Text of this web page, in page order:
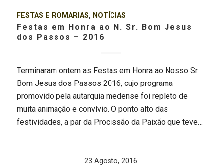
FESTAS E ROMARIAS, NOTÍCIAS
Festas em Honra ao N. Sr. Bom Jesus
dos Passos – 2016
Terminaram ontem as Festas em Honra ao Nosso Sr.
Bom Jesus dos Passos 2016, cujo programa
promovido pela autarquia medense foi repleto de
muita animação e convívio. O ponto alto das
festividades, a par da Procissão da Paixão que teve…
23 Agosto, 2016